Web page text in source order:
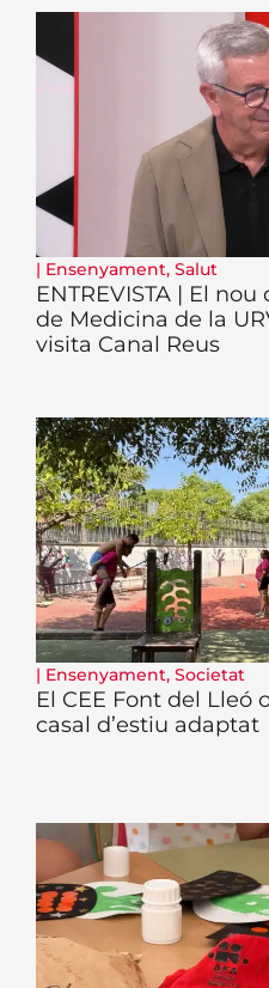
| Ensenyament, Salut
ENTREVISTA | El
de Medicina de la
visita Canal Reus
| Ensenyament, Societat
El CEE Font del Lleó
casal d’estiu adaptat